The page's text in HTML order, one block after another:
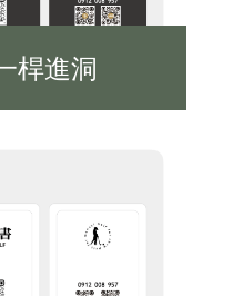
桿進洞